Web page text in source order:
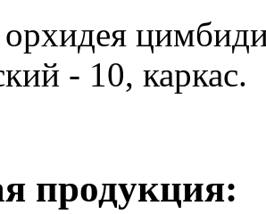
орхидея
- 10, каркас.
продукция: